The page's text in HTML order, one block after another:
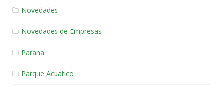
Novedades
Novedades de Empresas
Parana
Parque Acuatico